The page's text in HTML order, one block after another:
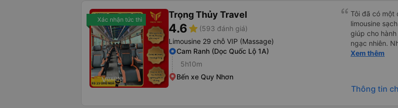
Xác nhận tức thì Trọng Thủy Travel
4.6star (593 đánh giá)
Limousine 29 chỗ VIP (Massage)
Cam Ranh (Dọc Quốc Lộ 1A)
5h10m
Bến xe Quy Nhơn
Tôi đã có một
limousine
giúp cho
ngạc nhiên.
thận và
đi diễn ra
bộ trải
và không gặp
Xem thêm
Thông tin